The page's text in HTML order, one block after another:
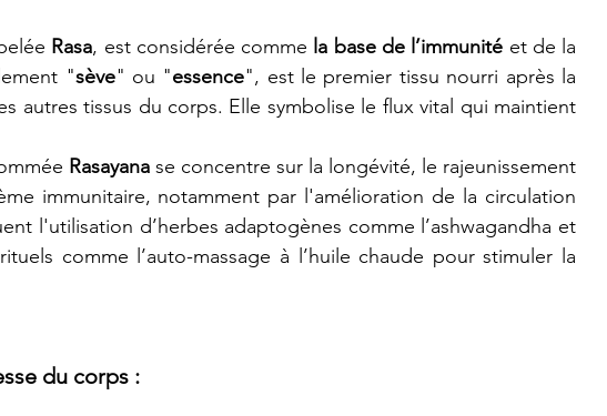
Rasa, est considérée comme la base de l’immunité et de la
"sève" ou "essence", est le premier tissu nourri après la
autres tissus du corps. Elle symbolise le flux vital qui maintient
Rasayana se concentre sur la longévité, le rajeunissement
immunitaire, notamment par l'amélioration de la circulation
l'utilisation d’herbes adaptogènes comme l’ashwagandha et
comme l’auto-massage à l’huile chaude pour stimuler la
du corps :